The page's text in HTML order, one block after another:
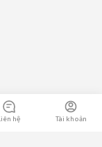
hệ Tài khoản